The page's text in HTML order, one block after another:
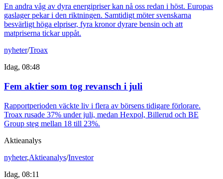
En andra våg av dyra energipriser kan nå oss redan i höst. Europas
gaslager pekar i den riktningen. Samtidigt möter svenskarna
besvärligt höga elpriser, fyra kronor dyrare bensin och att
matpriserna tickar uppåt.
nyheter/Troax
Idag, 08:48
Fem aktier som tog revansch i juli
Rapportperioden väckte liv i flera av börsens tidigare förlorare.
Troax rusade 37% under juli, medan Hexpol, Billerud och BE
Group steg mellan 18 till 23%.
Aktieanalys
nyheter,Aktieanalys/Investor
Idag, 08:11